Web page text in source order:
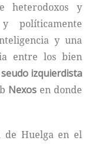
heterodoxos y
políticamente
y una
entre los bien
seudo izquierdista
Nexosen donde
de Huelga en el